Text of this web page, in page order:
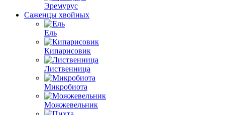
Эремурус
Саженцы хвойных
Ель
Кипарисовик
Лиственница
Микробиота
Можжевельник